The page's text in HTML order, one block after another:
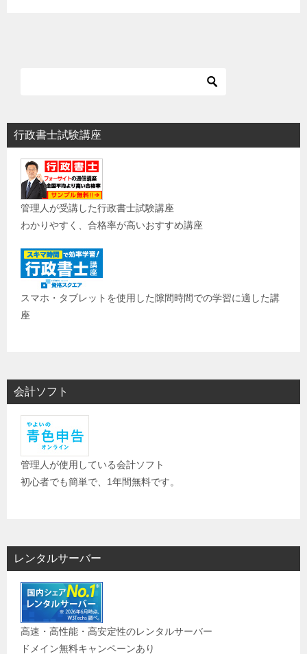
行政書士試験講座
管理人が受講した行政書士試験講座
わかりやすく、合格率が高いおすすめ講座
スマホ・タブレットを使用した隙間時間での学習に適した講
座
会計ソフト
管理人が使用している会計ソフト
初心者でも簡単で、1年間無料です。
レンタルサーバー
高速・高性能・高安定性のレンタルサーバー
ドメイン無料キャンペーンあり